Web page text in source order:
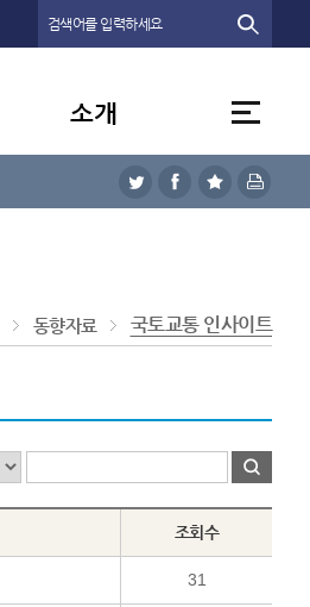
소개
동향자료 국토교통 인사이트
조회수
31